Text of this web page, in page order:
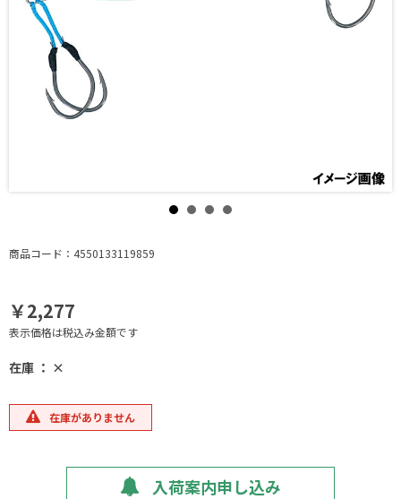
商品コード：4550133119859
￥2,277
表示価格は税込み金額です
在庫 ： ×
在庫がありません
入荷案内申し込み